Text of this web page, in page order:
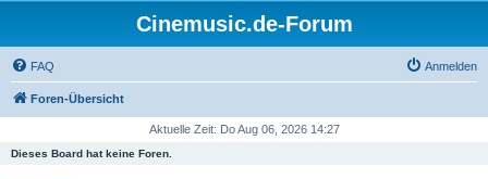
Cinemusic.de-Forum
FAQ Anmelden
Foren-Übersicht
Aktuelle Zeit: Do Aug 06, 2026 14:27
Dieses Board hat keine Foren.